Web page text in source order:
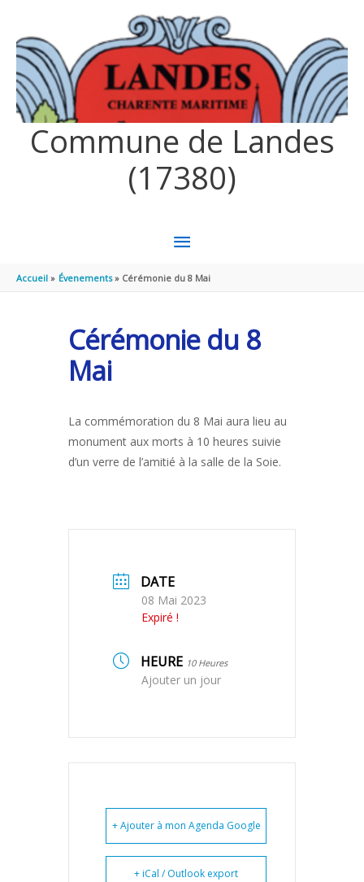
Commune de Landes
(17380)
MENU
PRINCIPAL
Accueil Évenements Cérémonie du 8 Mai
Cérémonie du 8
Mai
La commémoration du 8 Mai aura lieu au
monument aux morts à 10 heures suivie
d’un verre de l’amitié à la salle de la Soie.
DATE
08 Mai 2023
Expiré !
HEURE 10 Heures
Ajouter un jour
+ Ajouter à mon Agenda Google
+ iCal / Outlook export